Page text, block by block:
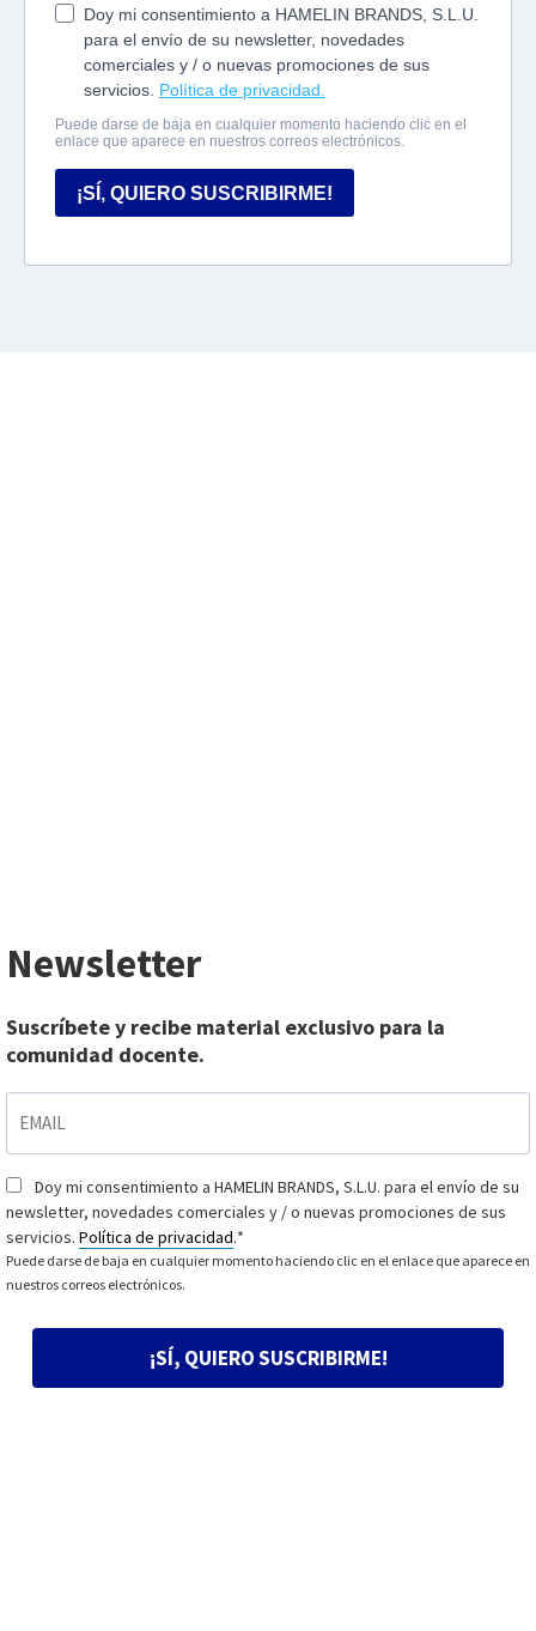
Newsletter
Suscríbete y recibe material exclusivo para la
comunidad docente.
Consentimiento*
Doy mi consentimiento a HAMELIN BRANDS, S.L.U. para el envío de su
newsletter, novedades comerciales y / o nuevas promociones de sus
servicios. Política de privacidad.*
Puede darse de baja en cualquier momento haciendo clic en el enlace que aparece en
nuestros correos electrónicos.